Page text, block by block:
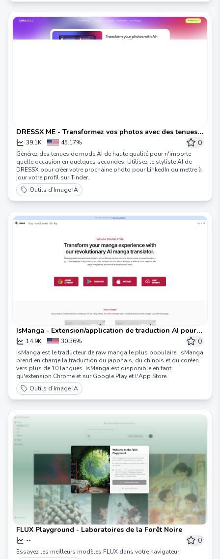
DRESSX ME - Transformez vos photos avec des tenues
générées par IA
39.1K 45.17% 0
Générez des tenues de mode AI de haute qualité pour n'importe
quelle occasion en quelques secondes. Utilisez le styliste AI de
DRESSX pour créer votre prochaine photo pour LinkedIn ou mettre à
jour votre profil sur Tinder.
Outils d’Image IA
IsManga - Extension/application de traduction AI pour
les mangas bruts, manhua et bandes dessinées
14.9K 30.36% 0
IsManga est le traducteur de raw manga le plus populaire. IsManga
prend en charge la traduction du japonais, du chinois et du coréen
vers plus de 10 langues. IsManga est disponible en tant
qu'extension Chrome et sur Google Play et l'App Store.
Outils d’Image IA
FLUX Playground - Laboratoires de la Forêt Noire
-- 0
Essayez les meilleurs modèles FLUX dans votre navigateur.